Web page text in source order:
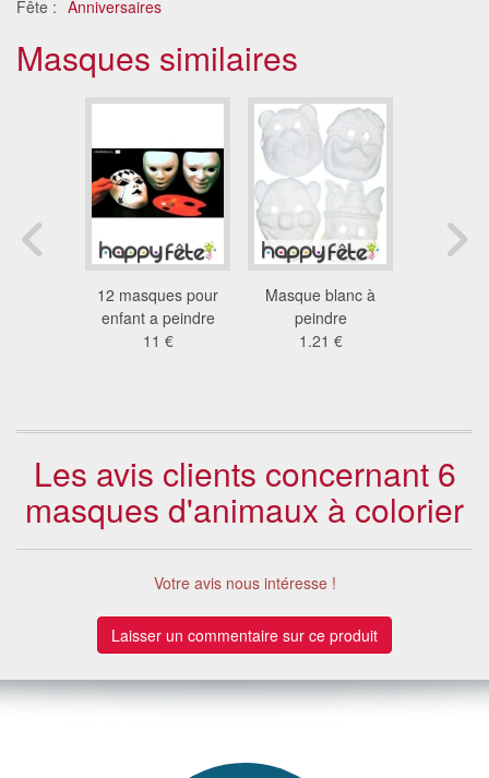
Fête : Anniversaires
Masques similaires
12 masques pour
enfant a peindre
11 €
Masque blanc à
peindre
1.21 €
Les avis clients concernant 6
masques d'animaux à colorier
Votre avis nous intéresse !
Laisser un commentaire sur ce produit